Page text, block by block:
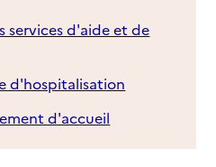
services d'aide et de
d'hospitalisation
d'accueil